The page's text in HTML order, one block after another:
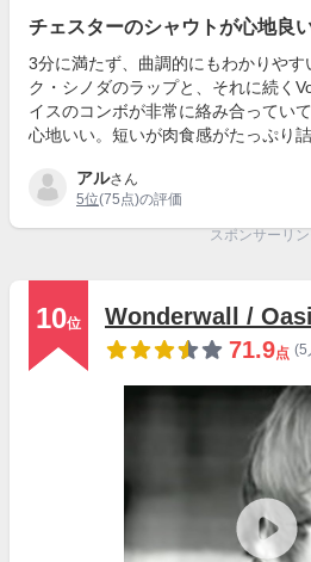
チェスターのシャウトが心地良
3分に満たず、曲調的にもわかりやす
ク・シノダのラップと、それに続く
イスのコンボが非常に絡み合ってい
心地いい。短いが肉食感がたっぷり詰
アルさん
5位(75点)の評価
スポンサーリン
10位
Wonderwall /
71.9点 (5